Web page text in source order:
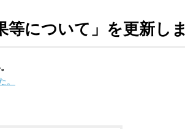
ィスクロージャー・ポリシー
Vision2035
中期経営計画
非
ア
等について」を更新し
。